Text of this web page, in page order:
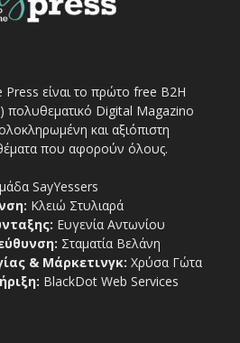
Press είναι το πρώτο free Β2Η
πολυθεματικό Digital Magazino
και αξιόπιστη
που αφορούν όλους.
SayYessers
Κλειώ Στυλιαρά
Ευγενία Αντωνίου
Σταματία Βελάνη
& Μάρκετινγκ: Χρύσα Γώτα
BlackDot Web Services